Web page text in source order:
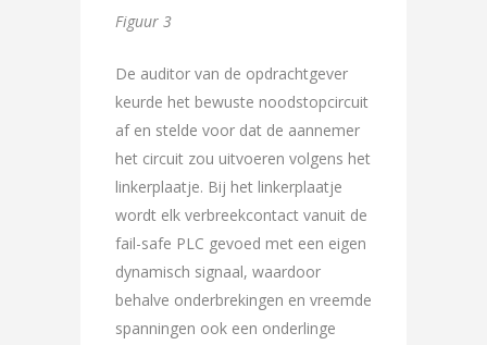
Figuur 3
De auditor van de opdrachtgever
keurde het bewuste noodstopcircuit
af en stelde voor dat de aannemer
het circuit zou uitvoeren volgens het
linkerplaatje. Bij het linkerplaatje
wordt elk verbreekcontact vanuit de
fail-safe PLC gevoed met een eigen
dynamisch signaal, waardoor
behalve onderbrekingen en vreemde
spanningen ook een onderlinge